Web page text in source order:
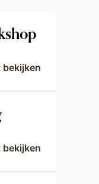
bekijken
bekijken